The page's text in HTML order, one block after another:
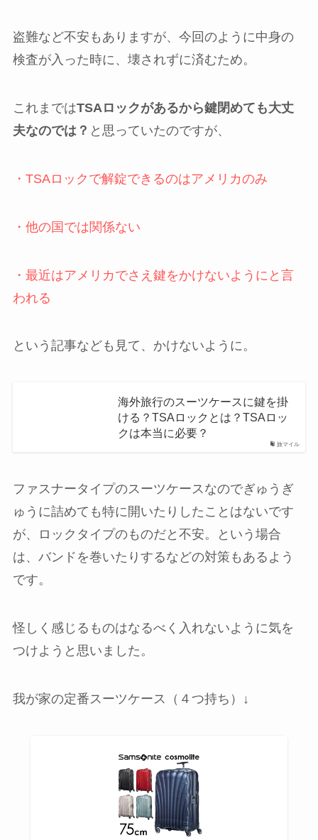
盗難など不安もありますが、今回のように中身の
検査が入った時に、壊されずに済むため。
これまではTSAロックがあるから鍵閉めても大丈
夫なのでは？ と思っていたのですが、
・TSAロックで解錠できるのはアメリカのみ
・他の国では関係ない
・最近はアメリカでさえ鍵をかけないようにと言
われる
という記事なども見て、かけないように。
旅マイル
海外旅行のスーツケースに鍵を掛
ける？TSAロックとは？TSAロッ
クは本当に必要？
ファスナータイプのスーツケースなのでぎゅうぎ
ゅうに詰めても特に開いたりしたことはないです
が、ロックタイプのものだと不安。という場合
は、バンドを巻いたりするなどの対策もあるよう
です。
怪しく感じるものはなるべく入れないように気を
つけようと思いました。
我が家の定番スーツケース（４つ持ち）↓